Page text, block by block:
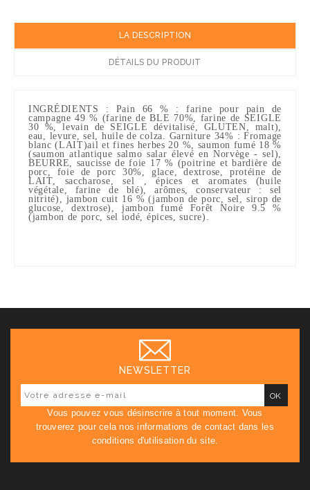
LA DESCRIPTION
DÉTAILS DU PRODUIT
INGRÉDIENTS : Pain 66 % :farine pour pain de
campagne 49 % (farine de BLE 70%, farine de SEIGLE
30 %, levain de SEIGLE dévitalisé, GLUTEN, malt),
eau, levure, sel, huile de colza. Garniture 34% :Fromage
blanc (LAIT)ail et fines herbes 20 %
saumon fumé 18 %
(saumon atlantique salmo salar élevé en Norvège - sel),
BEURRE
saucisse de foie 17 % (poitrine et bardière de
porc, foie de porc 30%, glace, dextrose, protéine de
LAIT, saccharose, sel , épices et aromates (huile
végétale, farine de blé), arômes, conservateur : sel
nitrité), jambon cuit 16 %(jambon de porc, sel, sirop de
glucose, dextrose),jambon fumé Forêt Noire 9.5 %
(jambon de porc, sel iodé, épices, sucre)
NEWSLETTER
Vous pouvez vous désinscrire à tout moment. Vous
trouverez pour cela nos informations de contact dans les
conditions d'utilisation du site.